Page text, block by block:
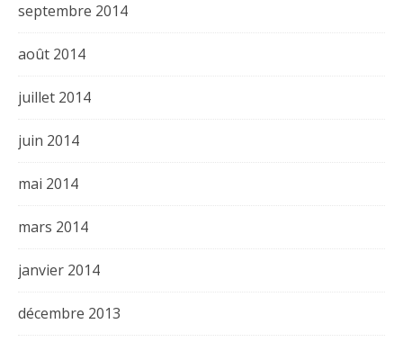
septembre 2014
août 2014
juillet 2014
juin 2014
mai 2014
mars 2014
janvier 2014
décembre 2013